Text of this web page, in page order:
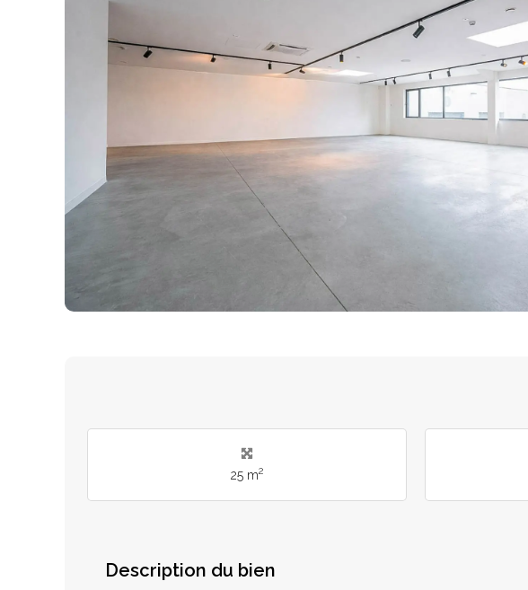
25 m2
Description du bien